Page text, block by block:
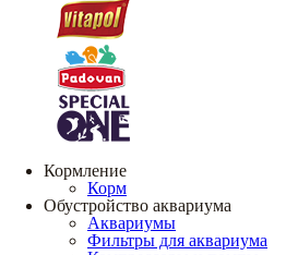
Кормление
Корм
Обустройство аквариума
Аквариумы
Фильтры для аквариума